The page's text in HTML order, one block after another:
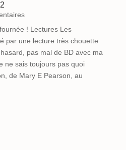
! Lectures Les
par une lecture très chouette
pas mal de BD avec ma
ne sais toujours pas quoi
de Mary E Pearson, au